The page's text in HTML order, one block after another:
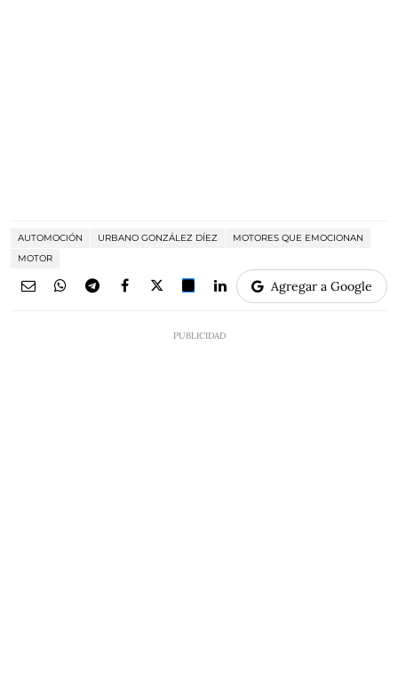
AUTOMOCIÓN URBANO GONZÁLEZ DÍEZ
MOTORES QUE EMOCIONAN
MOTOR
Agregar a Google